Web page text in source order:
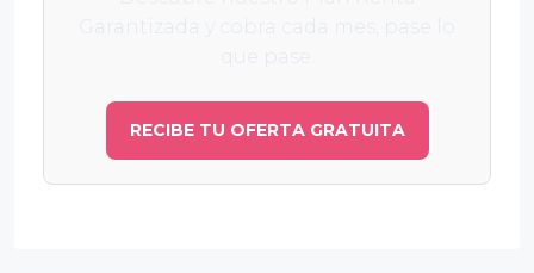
RECIBE TU OFERTA GRATUITA